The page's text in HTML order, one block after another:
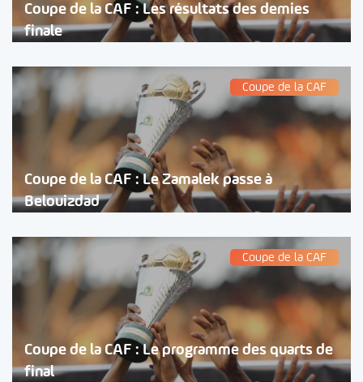
Coupe de la CAF : Les résultats des demies
finale
Coupe de la CAF
Coupe de la CAF : Le Zamalek passe à
Belouizdad
Coupe de la CAF
Coupe de la CAF : Le programme des quarts de
final